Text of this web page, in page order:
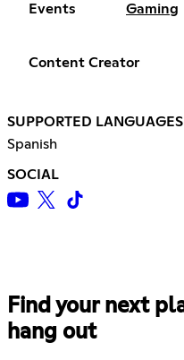
Events Gaming
Content Creator
SUPPORTED LANGUAGES
Spanish
SOCIAL
Find your next
hang out